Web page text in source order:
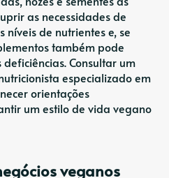
as necessidades de
níveis de nutrientes e, se
também pode
Consultar um
especializado em
orientações
um estilo de vida vegano
veganos